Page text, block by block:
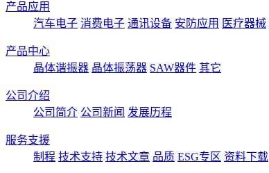
产品应用
汽车电子 消费电子 通讯设备 安防应用 医疗器械
产品中心
晶体谐振器 晶体振荡器 SAW器件 其它
公司介绍
公司简介 公司新闻 发展历程
服务支援
制程 技术支持 技术文章 品质 ESG专区 资料下载